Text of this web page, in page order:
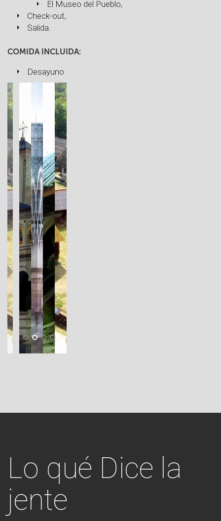
El Museo del Pueblo,
Check-out,
Salida.
COMIDA INCLUIDA:
Desayuno
Lo qué Dice la
jente